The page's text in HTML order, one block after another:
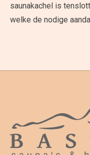
saunakachel is
welke de nodige